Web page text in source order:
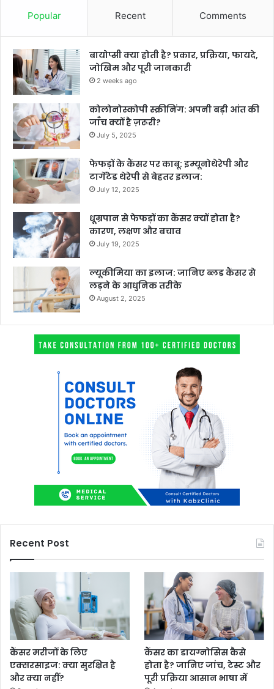
Popular Recent Comments
बायोप्सी क्या होती है? प्रकार, प्रक्रिया, फायदे,
जोखिम और पूरी जानकारी
2 weeks ago
कोलोनोस्कोपी स्क्रीनिंग: अपनी बड़ी आंत की
जाँच क्यों है ज़रूरी?
July 5, 2025
फेफड़ों के कैंसर पर काबू: इम्यूनोथेरेपी और
टार्गेटेड थेरेपी से बेहतर इलाज:
July 12, 2025
धूम्रपान से फेफड़ों का कैंसर क्यों होता है?
कारण, लक्षण और बचाव
July 19, 2025
ल्यूकीमिया का इलाज: जानिए ब्लड कैंसर से
लड़ने के आधुनिक तरीके
August 2, 2025
Recent Post
कैंसर मरीजों के लिए
एक्सरसाइज: क्या सुरक्षित है
और क्या नहीं?
कैंसर का डायग्नोसिस कैसे
होता है? जानिए जांच, टेस्ट और
पूरी प्रक्रिया आसान भाषा में